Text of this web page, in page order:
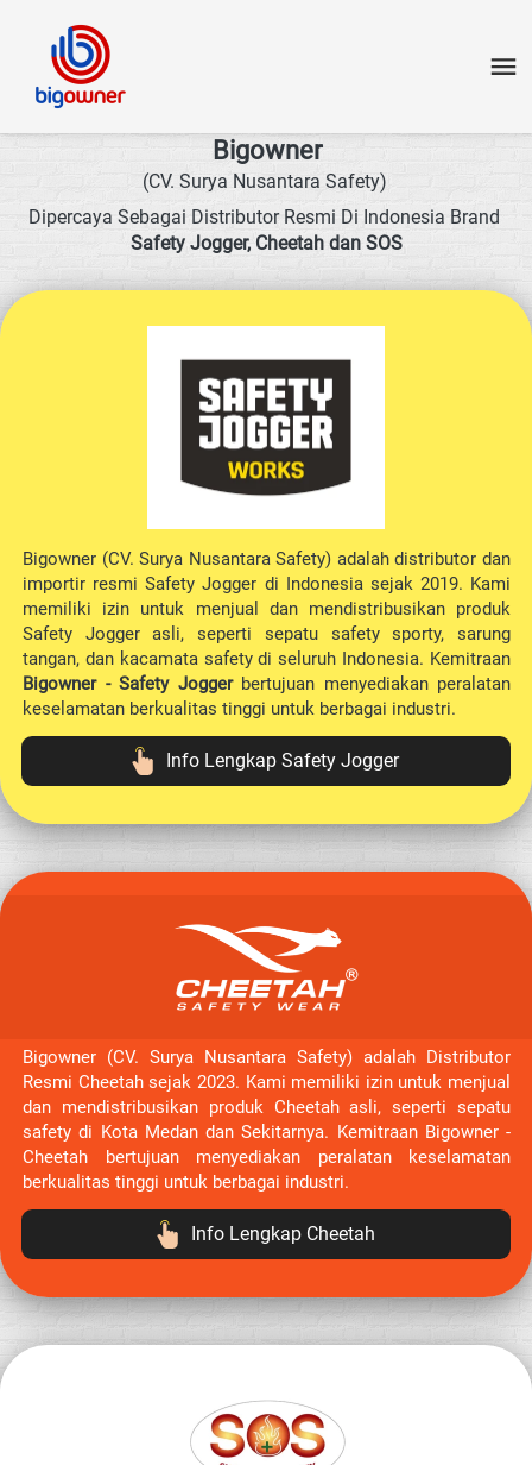
Bigowner
(CV. Surya Nusantara Safety)
Dipercaya Sebagai Distributor Resmi Di Indonesia Brand
Safety Jogger, Cheetah dan SOS
Bigowner (CV. Surya Nusantara Safety) adalah distributor dan
importir resmi Safety Jogger di Indonesia sejak 2019. Kami
memiliki izin untuk menjual dan mendistribusikan produk
Safety Jogger asli, seperti sepatu safety sporty, sarung
Bigowner - Safety Jogger bertujuan menyediakan peralatan
keselamatan berkualitas tinggi untuk berbagai industri.
` Info Lengkap Safety Jogger
Bigowner (CV. Surya Nusantara Safety) adalah Distributor
Resmi Cheetah sejak 2023. Kami memiliki izin untuk menjual
dan mendistribusikan produk Cheetah asli, seperti sepatu
safety di Kota Medan dan Sekitarnya. Kemitraan Bigowner -
Cheetah bertujuan menyediakan peralatan keselamatan
berkualitas tinggi untuk berbagai industri.
` Info Lengkap Cheetah